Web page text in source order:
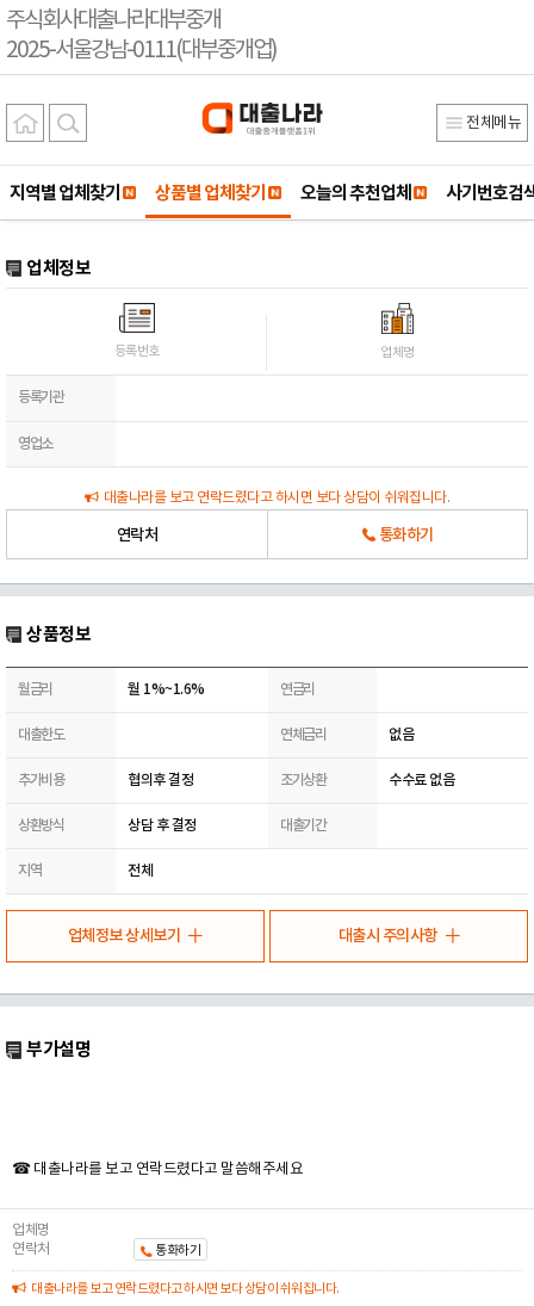
주식회사대출나라대부중개
2025-서울강남-0111(대부중개업)
전체메뉴
지역별 업체찾기 상품별 업체찾기 오늘의 추천업체 사기번호검
업체정보
등록번호 업체명
등록기관
영업소
대출나라를 보고 연락드렸다고 하시면 보다 상담이 쉬워집니다.
연락처 통화하기
상품정보
월금리 월 1%~1.6% 연금리
대출한도 연체금리 없음
추가비용 협의후 결정 조기상환 수수료 없음
상환방식 상담 후 결정 대출기간
지역 전체
업체정보 상세보기 대출시 주의사항
부가설명
☎ 대출나라를 보고 연락드렸다고 말씀해주세요
업체명
연락처
통화하기
대출나라를 보고 연락드렸다고 하시면 보다 상담이 쉬워집니다.